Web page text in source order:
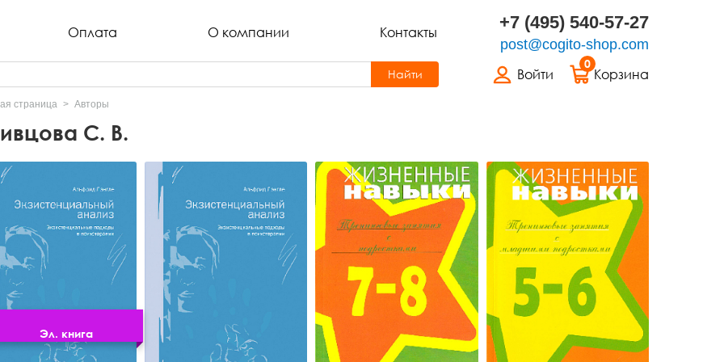
Оплата О компании Контакты +7 (495) 540-57-27
post@cogito-shop.com
Войти
0
Корзина
Найти
страница Авторы
С. В.
Эл. книга